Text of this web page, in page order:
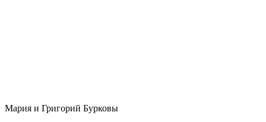
Мария и Григорий Бурковы